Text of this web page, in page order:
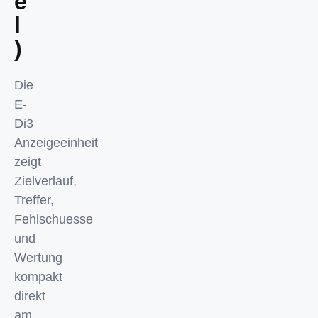
l
)
Die
E-
Di3
Anzeigeeinheit
zeigt
Zielverlauf,
Treffer,
Fehlschuesse
und
Wertung
kompakt
direkt
am